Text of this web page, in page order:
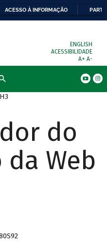
ACESSO À INFORMAÇÃO
ENGLISH
ACESSIBILIDADE
A+ A-
do
Web